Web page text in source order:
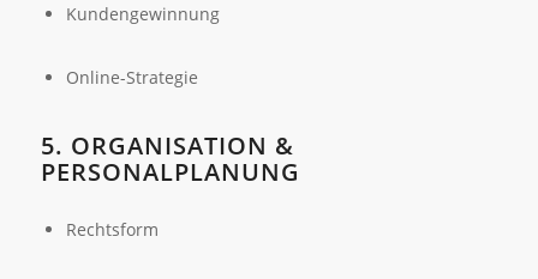
Kundengewinnung
Online-Strategie
5. ORGANISATION &
PERSONALPLANUNG
Rechtsform